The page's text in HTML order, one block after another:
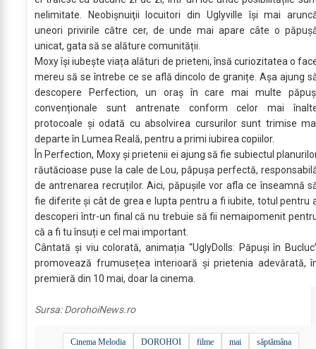
nelimitate. Neobişnuiţii locuitori din Uglyville își mai
uneori privirile către cer, de unde mai apare câte o
unicat, gata să se alăture comunității.
Moxy își iubește viața alături de prieteni, însă curiozitatea o
mereu să se întrebe ce se află dincolo de granițe. Așa ajung
descopere Perfection, un oraș în care mai multe
convenționale sunt antrenate conform celor mai
protocoale și odată cu absolvirea cursurilor sunt trimise
departe în Lumea Reală, pentru a primi iubirea copiilor.
În Perfection, Moxy și prietenii ei ajung să fie subiectul
răutăcioase puse la cale de Lou, păpușa perfectă,
de antrenarea recruților. Aici, păpuşile vor afla ce înseamnă
fie diferite și cât de grea e lupta pentru a fi iubite, totul pentru
descoperi într-un final că nu trebuie să fii nemaipomenit
că a fi tu însuți e cel mai important.
Cântată și viu colorată, animația “UglyDolls: Păpuși în
promovează frumusețea interioară și prietenia adevărată,
premieră din 10 mai, doar la cinema.
Sursa:DorohoiNews.ro
Cinema Melodia DOROHOI filme mai
săptămâna